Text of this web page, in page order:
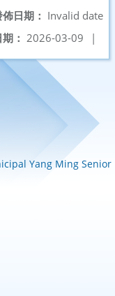
日期： Invalid date
： 2026-03-09 |
Yang Ming Senior